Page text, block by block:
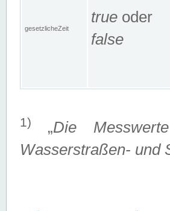
gesetzlicheZeit
true oder
false
1) „Die
Wasserstraßen- und